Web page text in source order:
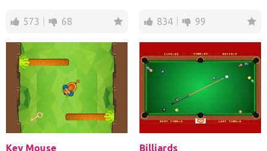
573 68
Zeit abgelaufen i...
834 99
Key Mouse Billiards